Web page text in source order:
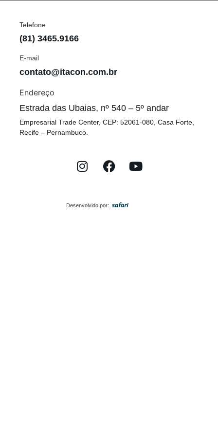
Telefone
(81) 3465.9166
E-mail
contato@itacon.com.br
Endereço
Estrada das Ubaias, nº 540 – 5º andar
Empresarial Trade Center, CEP: 52061-080, Casa Forte,
Recife – Pernambuco.
Desenvolvido por: